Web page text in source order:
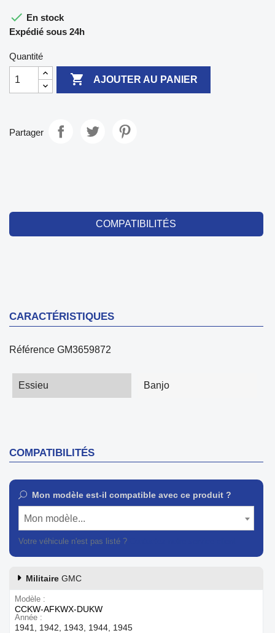
 En stock
Expédié sous 24h
Quantité
 AJOUTER AU PANIER
Partager
COMPATIBILITÉS
CARACTÉRISTIQUES
Référence GM3659872
Essieu Banjo
COMPATIBILITÉS
Mon modèle est-il compatible avec ce produit ?
Mon modèle...
Votre véhicule n'est pas listé ?
Militaire GMC
Modèle
CCKW-AFKWX-DUKW
Année
1941, 1942, 1943, 1944, 1945